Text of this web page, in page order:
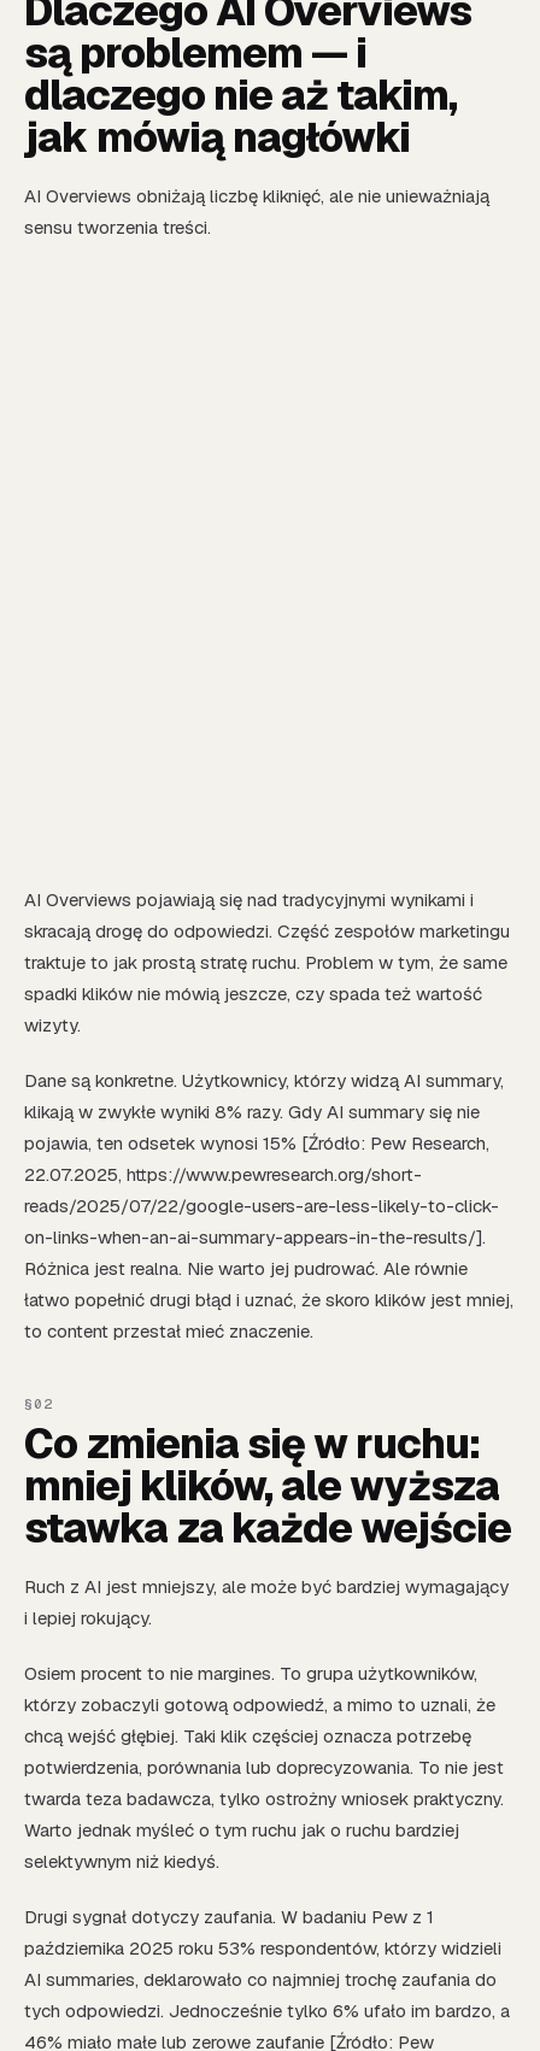
Dlaczego AI Overviews
są problemem — i
dlaczego nie aż takim,
jak mówią nagłówki
AI Overviews obniżają liczbę kliknięć, ale nie unieważniają
sensu tworzenia treści.
AI Overviews pojawiają się nad tradycyjnymi wynikami i
skracają drogę do odpowiedzi. Część zespołów marketingu
traktuje to jak prostą stratę ruchu. Problem w tym, że same
spadki klików nie mówią jeszcze, czy spada też wartość
wizyty.
Dane są konkretne. Użytkownicy, którzy widzą AI summary,
klikają w zwykłe wyniki 8% razy. Gdy AI summary się nie
pojawia, ten odsetek wynosi 15% [Źródło: Pew Research,
22.07.2025, https://www.pewresearch.org/short-
reads/2025/07/22/google-users-are-less-likely-to-click-
on-links-when-an-ai-summary-appears-in-the-results/].
Różnica jest realna. Nie warto jej pudrować. Ale równie
łatwo popełnić drugi błąd i uznać, że skoro klików jest mniej,
to content przestał mieć znaczenie.
Co zmienia się w ruchu:
mniej klików, ale wyższa
stawka za każde wejście
Ruch z AI jest mniejszy, ale może być bardziej wymagający
i lepiej rokujący.
Osiem procent to nie margines. To grupa użytkowników,
którzy zobaczyli gotową odpowiedź, a mimo to uznali, że
chcą wejść głębiej. Taki klik częściej oznacza potrzebę
potwierdzenia, porównania lub doprecyzowania. To nie jest
twarda teza badawcza, tylko ostrożny wniosek praktyczny.
Warto jednak myśleć o tym ruchu jak o ruchu bardziej
selektywnym niż kiedyś.
Drugi sygnał dotyczy zaufania. W badaniu Pew z 1
października 2025 roku 53% respondentów, którzy widzieli
AI summaries, deklarowało co najmniej trochę zaufania do
tych odpowiedzi. Jednocześnie tylko 6% ufało im bardzo, a
46% miało małe lub zerowe zaufanie [Źródło: Pew